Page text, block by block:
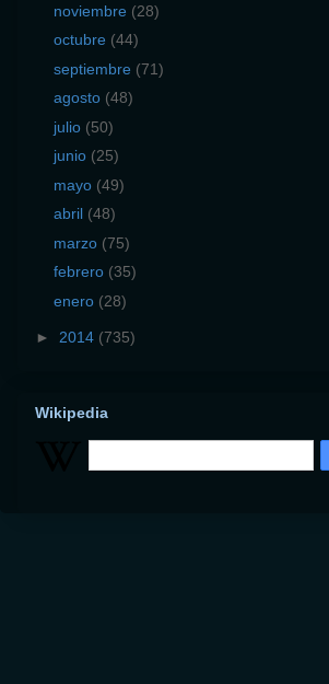
noviembre (28)
octubre (44)
septiembre (71)
agosto (48)
julio (50)
junio (25)
mayo (49)
abril (48)
marzo (75)
febrero (35)
enero (28)
► 2014 (735)
Wikipedia